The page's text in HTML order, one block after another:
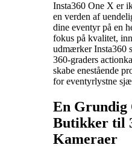
Insta360 One X er
en verden af
dine eventyr på en
fokus på kvalitet,
udmærker Insta360
360-graders
skabe enestående
for eventyrlystne
En Grundig
Butikker til
Kameraer